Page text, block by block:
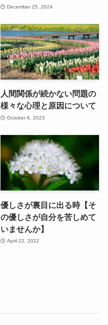
December 25, 2024
人間関係が続かない問題の
様々な心理と原因について
October 6, 2023
優しさが裏目に出る時【そ
の優しさが自分を苦しめて
いませんか】
April 22, 2022